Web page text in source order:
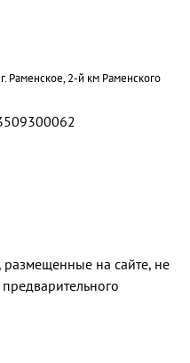
Раменское, 2-й км Раменского
на сайте, не